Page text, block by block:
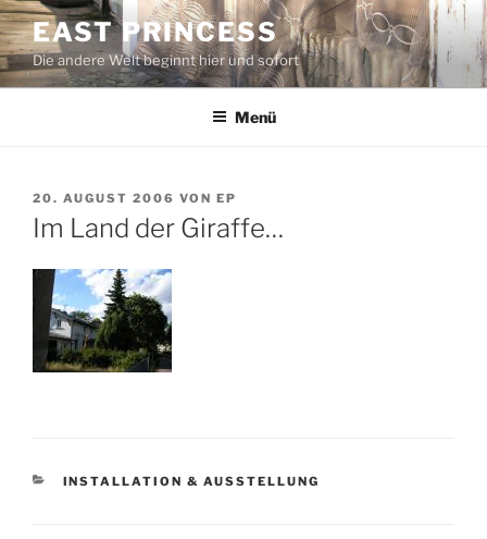
Zum
Inhalt
springen
EAST PRINCESS
Die andere Welt beginnt hier und sofort
Menü
VERÖFFENTLICHT
AM
20. AUGUST 2006 VON EP
Im Land der Giraffe…
KATEGORIEN
INSTALLATION & AUSSTELLUNG